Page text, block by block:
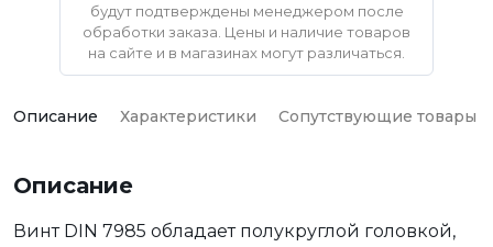
будут подтверждены менеджером после
обработки заказа. Цены и наличие товаров
на сайте и в магазинах могут различаться.
Описание Характеристики Сопутствующие товары
Описание
Винт DIN 7985 обладает полукруглой головкой,